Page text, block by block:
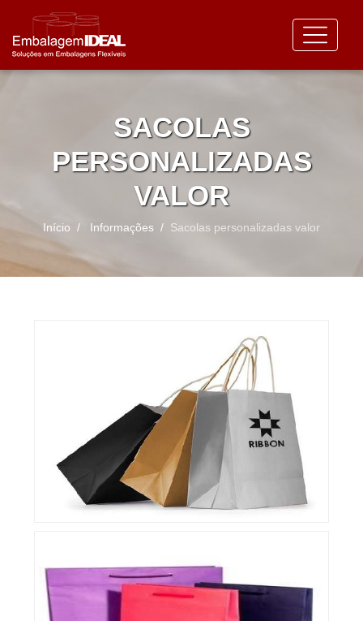
SACOLAS
PERSONALIZADAS
VALOR
Início Informações Sacolas personalizadas valor